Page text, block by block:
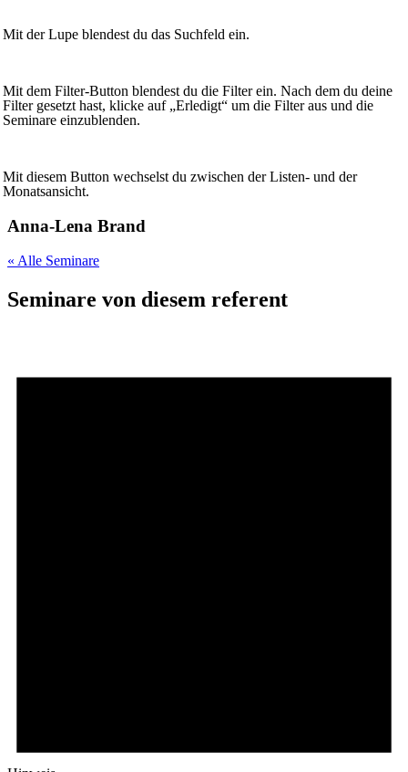
Mit der Lupe blendest du das Suchfeld ein.
Mit dem Filter-Button blendest du die Filter ein. Nach dem du deine
Filter gesetzt hast, klicke auf „Erledigt“ um die Filter aus und die
Seminare einzublenden.
Mit diesem Button wechselst du zwischen der Listen- und der
Monatsansicht.
Anna-Lena Brand
« Alle Seminare
Seminare von diesem referent